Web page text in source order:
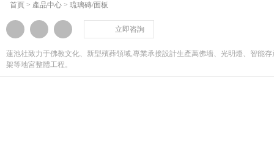
首頁 > 產品中心 > 琉璃磚/面板
立即咨詢
蓮池社致力于佛教文化、新型殯葬領域,專業承接設計生產萬佛墻、光明燈、智能存
架等地宮整體工程。